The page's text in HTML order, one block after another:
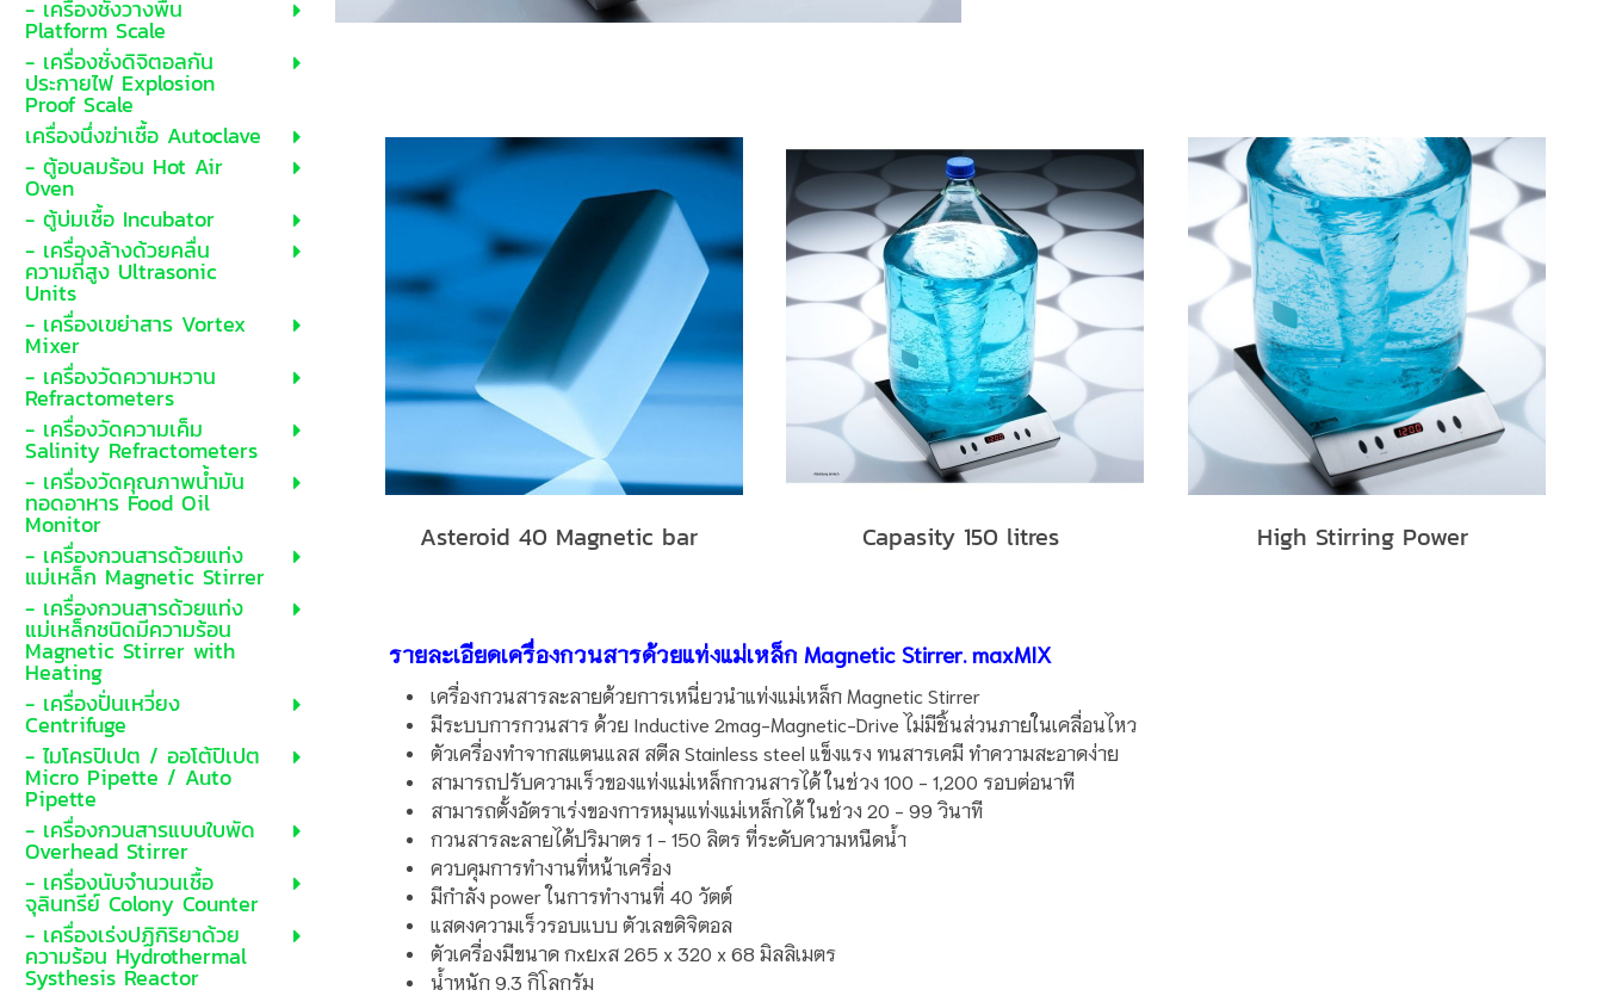
- เครื่องชั่งวางพื้น
Platform Scale
- เครื่องชั่งดิจิตอลกัน
ประกายไฟ Explosion
Proof Scale
เครื่องนึ่งฆ่าเชื้อ Autoclave
- ตู้อบลมร้อน Hot Air
Oven
- ตู้บ่มเชื้อ Incubator
- เครื่องล้างด้วยคลื่น
ความถี่สูง Ultrasonic
Units
- เครื่องเขย่าสาร Vortex
Mixer
- เครื่องวัดความหวาน
Refractometers
- เครื่องวัดความเค็ม
Salinity Refractometers
- เครื่องวัดคุณภาพน้ำมัน
ทอดอาหาร Food Oil
Monitor
- เครื่องกวนสารด้วยแท่ง
แม่เหล็ก Magnetic Stirrer
- เครื่องกวนสารด้วยแท่ง
แม่เหล็กชนิดมีความร้อน
Magnetic Stirrer with
Heating
- เครื่องปั่นเหวี่ยง
Centrifuge
- ไมโครปิเปต / ออโต้ปิเปต
Micro Pipette / Auto
Pipette
- เครื่องกวนสารแบบใบพัด
Overhead Stirrer
- เครื่องนับจำนวนเชื้อ
จุลินทรีย์ Colony Counter
- เครื่องเร่งปฏิกิริยาด้วย
ความร้อน Hydrothermal
Systhesis Reactor
Asteroid 40 Magnetic bar Capasity 150 litres High Stirring Power
รายละเอียดเครื่องกวนสารด้วยแท่งแม่เหล็ก Magnetic Stirrer. maxMIX
เครื่องกวนสารละลายด้วยการเหนี่ยวนำแท่งแม่เหล็ก Magnetic Stirrer
มีระบบการกวนสาร ด้วย Inductive 2mag-Magnetic-Drive ไม่มีชิ้นส่วนภายในเคลื่อนไหว
ตัวเครื่องทำจากสแตนแลส สตีล Stainless steel แข็งแรง ทนสารเคมี ทำความสะอาดง่าย
สามารถปรับความเร็วของแท่งแม่เหล็กกวนสารได้ ในช่วง 100 - 1,200 รอบต่อนาที
สามารถตั้งอัตราเร่งของการหมุนแท่งแม่เหล็กได้ ในช่วง 20 - 99 วินาที
กวนสารละลายได้ปริมาตร 1 - 150 ลิตร ที่ระดับความหนืดน้ำ
ควบคุมการทำงานที่หน้าเครื่อง
มีกำลัง power ในการทำงานที่ 40 วัตต์
แสดงความเร็วรอบแบบ ตัวเลขดิจิตอล
ตัวเครื่องมีขนาด กxยxส 265 x 320 x 68 มิลลิเมตร
น้ำหนัก 9.3 กิโลกรัม